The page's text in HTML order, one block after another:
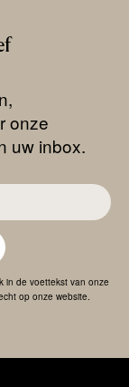
onze
uw inbox.
in de voettekst van onze
op onze website.